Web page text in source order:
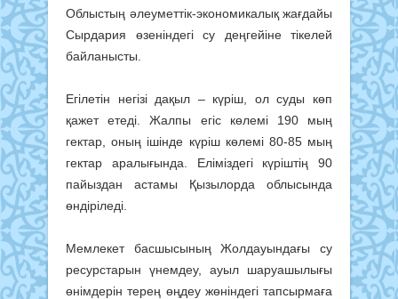
Облыстың әлеуметтік-экономикалық жағдайы
Сырдария өзеніндегі су деңгейіне тікелей
байланысты.
Егілетін негізі дақыл – күріш, ол суды көп
қажет етеді. Жалпы егіс көлемі 190 мың
гектар, оның ішінде күріш көлемі 80-85 мың
гектар аралығында. Еліміздегі күріштің 90
пайыздан астамы Қызылорда облысында
өндіріледі.
Мемлекет басшысының Жолдауындағы су
ресурстарын үнемдеу, ауыл шаруашылығы
өнімдерін терең өңдеу жөніндегі тапсырмаға